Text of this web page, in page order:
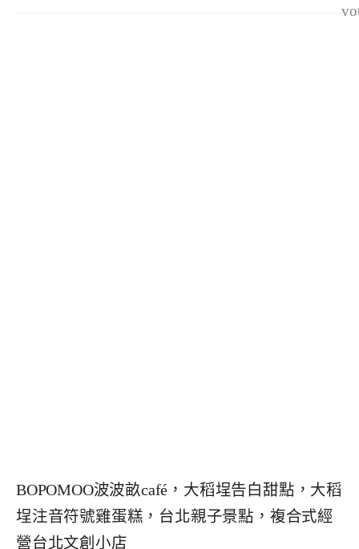
BOPOMOO波波畝café，大稻埕告白甜點，大稻
埕注音符號雞蛋糕，台北親子景點，複合式經
營台北文創小店